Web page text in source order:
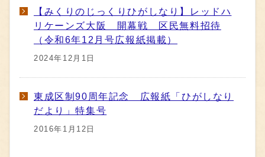
【みくりのじっくりひがしなり】レッドハ
リケーンズ大阪 開幕戦 区民無料招待
（令和6年12月号広報紙掲載）
2024年12月1日
東成区制90周年記念 広報紙「ひがしなり
だより」特集号
2016年1月12日